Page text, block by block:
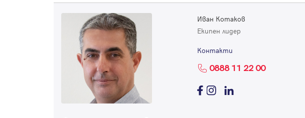
Иван Котаков
Екипен лидер
Контакти
0888 11 22 00
Успех!
Успех!